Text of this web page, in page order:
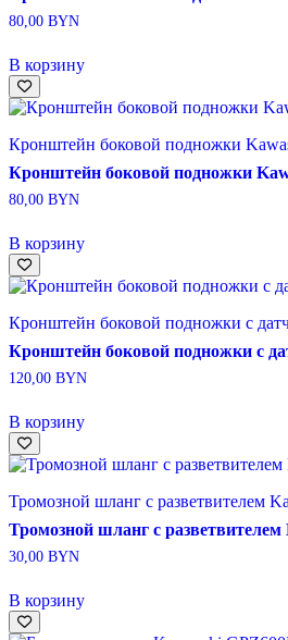
80,00 BYN
В корзину
Кронштейн боковой подножки
Кронштейн боковой подножки
80,00 BYN
В корзину
Кронштейн боковой подножки с
Кронштейн боковой подножки с
120,00 BYN
В корзину
Тромозной шланг с разветвителем
Тромозной шланг с
30,00 BYN
В корзину